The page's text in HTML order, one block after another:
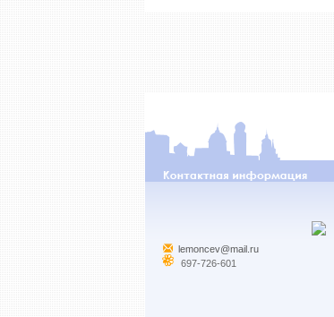
lemoncev@mail.ru
697-726-601